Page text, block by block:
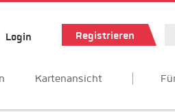
Login Registrieren
Kartenansicht